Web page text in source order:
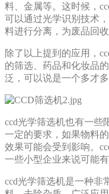
料、金属等。这时候
可以通过光学识别技术，
料进行分离，为废品
除了以上提到的应用
的筛选、药品和化妆
泛，可以说是一个多才多
ccd光学筛选机也有一些限制
一定的要求，如果物料
效果可能会受到影响。
一些小型企业来说可能有
ccd光学筛选机是一种非